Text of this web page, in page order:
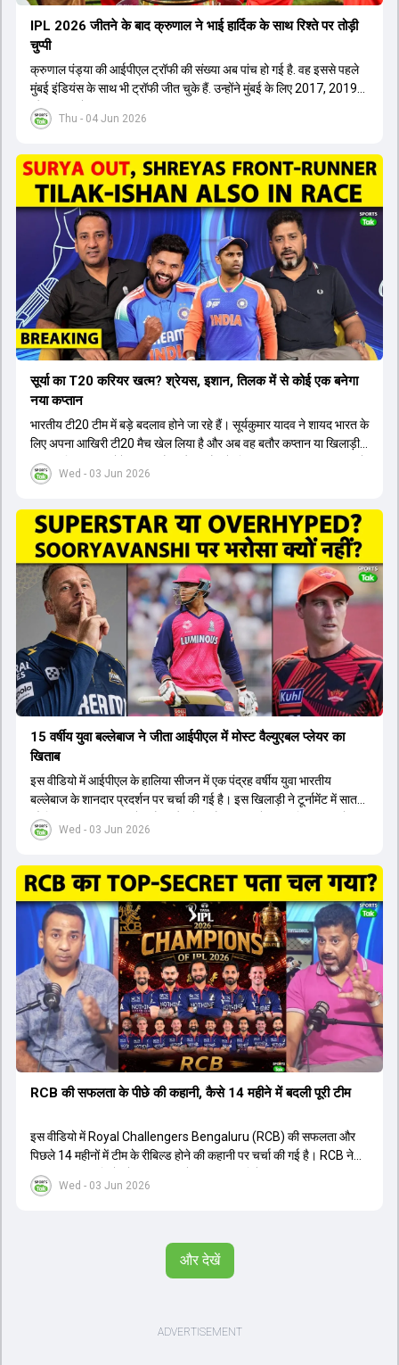
Thu - 04 Jun 2026
IPL 2026 जीतने के बाद क्रुणाल ने भाई हार्द‍िक के साथ र‍िश्ते पर तोड़ी
चुप्पी
क्रुणाल पंड्या की आईपीएल ट्रॉफी की संख्या अब पांच हो गई है. वह इससे पहले
मुंबई इंडियंस के साथ भी ट्रॉफी जीत चुके हैं. उन्होंने मुंबई के लिए 2017, 2019
और 2020 में ट्रॉफी जीती थी.
Wed - 03 Jun 2026
सूर्या का T20 करियर खत्म? श्रेयस, इशान, तिलक में से कोई एक बनेगा
नया कप्तान
भारतीय टी20 टीम में बड़े बदलाव होने जा रहे हैं। सूर्यकुमार यादव ने शायद भारत के
लिए अपना आखिरी टी20 मैच खेल लिया है और अब वह बतौर कप्तान या खिलाड़ी
टीम का हिस्सा नहीं होंगे। आयरलैंड और इंग्लैंड के खिलाफ आगामी टी20 सीरीज के
लिए नए कप्तान की तलाश जारी है। इस रेस में श्रेयस अय्यर सबसे आगे चल रहे
पटेल इस रेस में काफी पीछे हैं, जबकि संजू सैमसन और रजत पाटीदार कप्तानी की
दौड़ से बाहर हैं। आगामी सीरीज के लिए वैभव सूर्यवंशी को तीसरे ओपनर के तौर पर
टीम में शामिल किया जाएगा, जबकि अभिषेक शर्मा और संजू सैमसन पहली पसंद
होंगे। इसके अलावा नीतीश रेड्डी को बतौर ऑलराउंडर ज्यादा मौके मिलेंगे। अजीत
अगरकर की अगुवाई वाली चयन समिति और कोच गौतम गंभीर आगामी टी20 वर्ल्ड
कप और 2028 ओलंपिक के लिए लंबी अवधि का विजन लेकर चल रहे हैं।
Wed - 03 Jun 2026
15 वर्षीय युवा बल्लेबाज ने जीता आईपीएल में मोस्ट वैल्युएबल प्लेयर का
खिताब
इस वीडियो में आईपीएल के हालिया सीजन में एक पंद्रह वर्षीय युवा भारतीय
बल्लेबाज के शानदार प्रदर्शन पर चर्चा की गई है। इस खिलाड़ी ने टूर्नामेंट में सात
सौ छिहत्तर रन बनाकर ऑरेंज कैप और मोस्ट वैल्युएबल प्लेयर का खिताब अपने नाम
किया है। वीडियो में बताया गया है कि ऑस्ट्रेलियाई टीम के वर्तमान कप्तान और
ऑस्ट्रेलियाई कप्तान के अनुसार, शुरुआत में लोगों को इस खिलाड़ी के प्रदर्शन पर
संदेह था, लेकिन अब उसने खुद को एक बेहतरीन बल्लेबाज साबित कर दिया है जो
गेंद को बाउंड्री के काफी पार मारने की क्षमता रखता है। वहीं, इंग्लैंड के पूर्व कप्तान
ने कहा कि टूर्नामेंट जीतने वाली टीम के अलावा इस सीजन की सबसे बड़ी बात इस
युवा खिलाड़ी का प्रदर्शन रहा है, जिसे देखने के लिए स्टेडियम में भारी भीड़ उमड़ती
थी। शानदार प्रदर्शन के बाद इस युवा खिलाड़ी को श्रीलंका में होने वाली
त्रिकोणीय सीरीज के लिए इंडिया ए टीम में भी शामिल कर लिया गया है।
Wed - 03 Jun 2026
RCB की सफलता के पीछे की कहानी, कैसे 14 महीने में बदली पूरी टीम
इस वीडियो में Royal Challengers Bengaluru (RCB) की सफलता और
पिछले 14 महीनों में टीम के रीबिल्ड होने की कहानी पर चर्चा की गई है। RCB ने
अपनी पुरानी गलतियों को स्वीकार करते हुए एक नया रिसेट बटन दबाया। टीम
मैनेजमेंट में Mo Bobat, Andy Flower, Dinesh Karthik और एनालिस्ट
जैसे भारतीय खिलाड़ियों को टीम में शामिल किया गया, जिन्होंने शानदार प्रदर्शन
किया। इसके अलावा, Virat Kohli की भूमिका में भी बदलाव देखा गया, जहां वह
और देखें